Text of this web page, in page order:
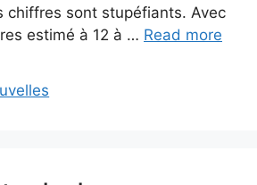
chiffres sont stupéfiants. Avec
estimé à 12 à … Read more